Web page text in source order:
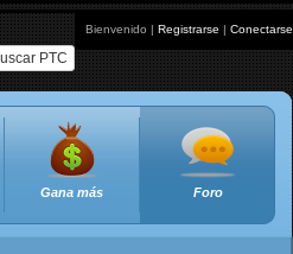
Bienvenido | Registrarse | Conectarse
PTC
Gana más Foro